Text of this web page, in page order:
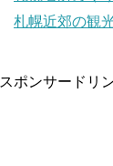
札幌近郊の観
スポンサードリ